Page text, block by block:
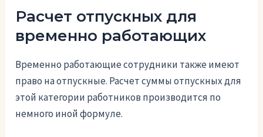
Расчет отпускных для
временно работающих
Временно работающие сотрудники также имеют
право на отпускные. Расчет суммы отпускных для
этой категории работников производится по
немного иной формуле.